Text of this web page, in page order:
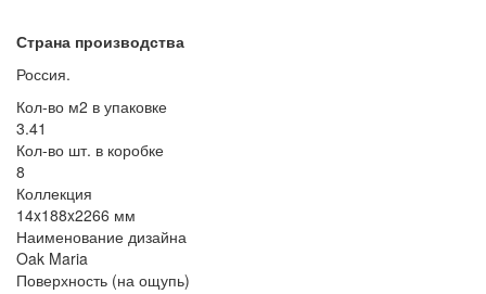
Страна производства
Россия.
Кол-во м2 в упаковке
3.41
Кол-во шт. в коробке
8
Коллекция
14x188x2266 мм
Наименование дизайна
Oak Maria
Поверхность (на ощупь)